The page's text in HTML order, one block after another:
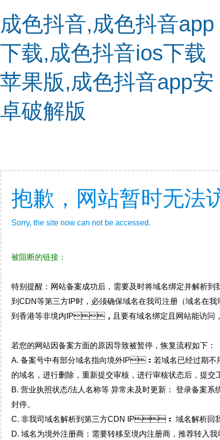
成色抖音,成色抖音app
下载,成色抖音ios下载
苹果版,成色抖音app安
卓破解版
抱歉，网站暂时无法
Sorry, the site now can not be accessed.
被阻断的链接：
特别提醒：网站备案成功后，需要及时将域名绑定并解
到CDN等第三方IP时，必须确保域名在我司注册（域名在
到香港等非境内IP，且要有域名绑定且网站能访问
若您的网站因备案方面的原因导致被暂停，恢复流程如下：
A. 备案号中有部分域名指向境外IP：若域名已经过期不用
的域名，进行删除，重新提交审核，进行审核状态后，
B. 营业执照状态/法人名称等 异常未及时更新： 登录备案系
封停。
C. 非我司域名解析到第三方CDN IP： 域名解析回
D. 域名为境外注册商：需要转移至境内注册商，推荐转入我司